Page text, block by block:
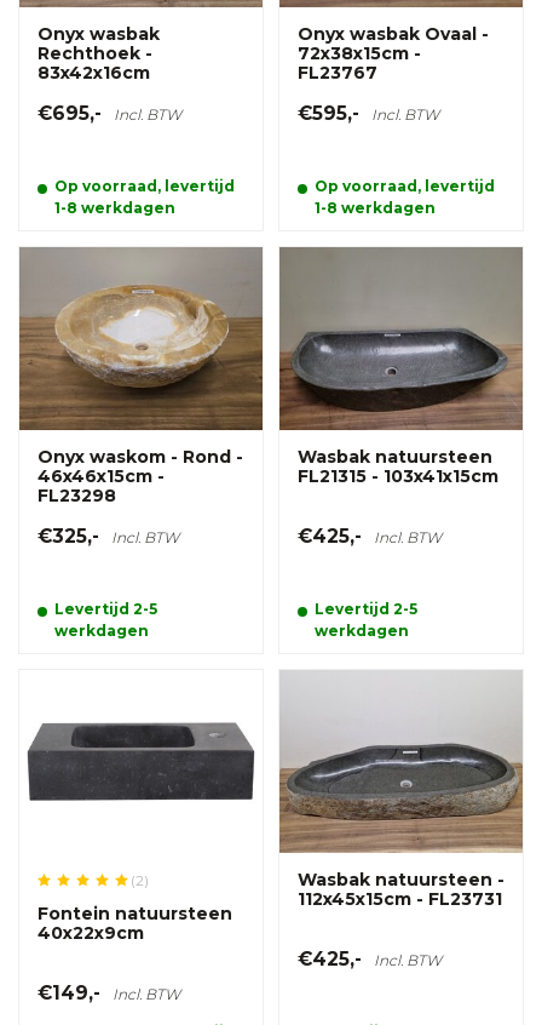
Onyx wasbak
Rechthoek -
83x42x16cm
€695,- Incl. BTW
Op voorraad, levertijd
1-8 werkdagen
Onyx wasbak Ovaal -
72x38x15cm -
FL23767
€595,- Incl. BTW
Op voorraad, levertijd
1-8 werkdagen
Onyx waskom - Rond -
46x46x15cm -
FL23298
€325,- Incl. BTW
Levertijd 2-5
werkdagen
Wasbak natuursteen
FL21315 - 103x41x15cm
€425,- Incl. BTW
Levertijd 2-5
werkdagen
(2)
Fontein natuursteen
40x22x9cm
€149,- Incl. BTW
Wasbak natuursteen -
112x45x15cm - FL23731
€425,- Incl. BTW